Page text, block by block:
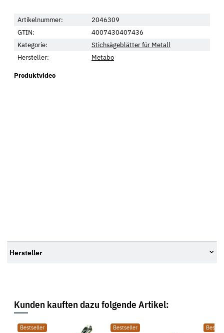
Artikelnummer:
2046309
GTIN:
4007430407436
Kategorie:
Stichsägeblätter für Metall
Hersteller:
Metabo
Produktvideo
Hersteller
Kunden kauften dazu folgende Artikel:
Bestseller Bestseller